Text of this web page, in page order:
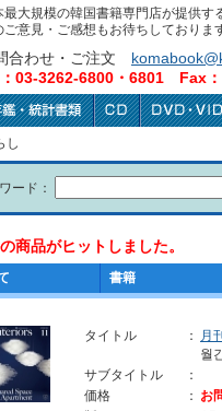
最大規模の韓国書籍専門店が提供
ご意見・ご感想もお待ちしておりま
合わせ・ご注文
03-3262-6800・6801 Fax
し
ード：
商品がヒットしました。
書籍
タイトル ：
月
월
サブタイトル
：
価格
： お